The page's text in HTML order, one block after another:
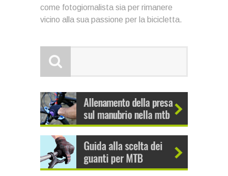
come fotogiornalista sia per rimanere
vicino alla sua passione per la bicicletta.